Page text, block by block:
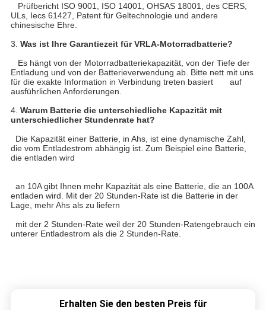
Prüfbericht ISO 9001, ISO 14001, OHSAS 18001, des CERS,
ULs, Iecs 61427, Patent für Geltechnologie und andere
chinesische Ehre.
3. Was ist Ihre Garantiezeit für VRLA-Motorradbatterie?
Es hängt von der Motorradbatteriekapazität, von der Tiefe der
Entladung und von der Batterieverwendung ab. Bitte nett mit uns
für die exakte Information in Verbindung treten basiert auf
ausführlichen Anforderungen.
4. Warum Batterie die unterschiedliche Kapazität mit
unterschiedlicher Stundenrate hat?
Die Kapazität einer Batterie, in Ahs, ist eine dynamische Zahl,
die vom Entladestrom abhängig ist. Zum Beispiel eine Batterie,
die entladen wird
an 10A gibt Ihnen mehr Kapazität als eine Batterie, die an 100A
entladen wird. Mit der 20 Stunden-Rate ist die Batterie in der
Lage, mehr Ahs als zu liefern
mit der 2 Stunden-Rate weil der 20 Stunden-Ratengebrauch ein
unterer Entladestrom als die 2 Stunden-Rate.
Erhalten Sie den besten Preis für